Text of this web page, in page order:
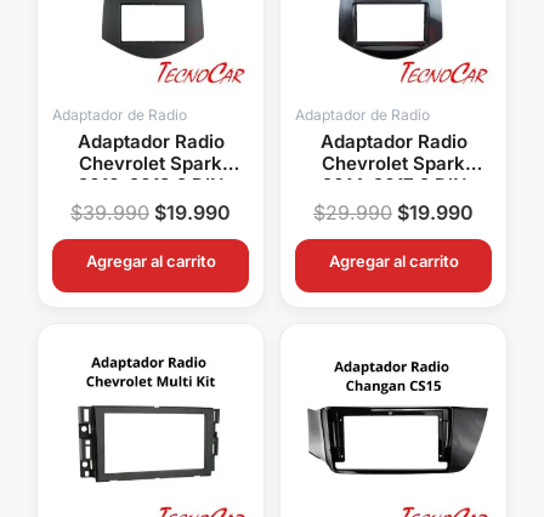
Adaptador de Radio
Adaptador Radio
Chevrolet Spark
2010-2013 2 DIN
Connection ACH-006
$39.990 $19.990
Agregar al carrito
Adaptador de Radio
Adaptador Radio
Chevrolet Spark
2014-2017 2 DIN
Connection ACH-018
$29.990 $19.990
Agregar al carrito